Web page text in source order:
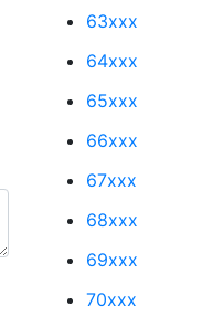
63xxx
64xxx
65xxx
66xxx
67xxx
68xxx
69xxx
70xxx